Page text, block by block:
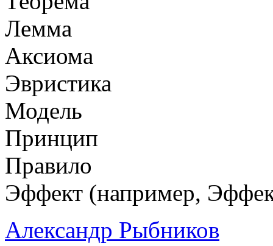
Лемма
Аксиома
Эвристика
Модель
Принцип
Правило
Эффект (например,
Александр Рыбников